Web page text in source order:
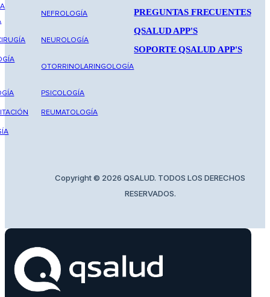
NEFROLOGÍA
NEUROLOGÍA
OTORRINOLARINGOLOGÍA
PSICOLOGÍA
REUMATOLOGÍA
PREGUNTAS FRECUENTES
QSALUD APP'S
SOPORTE QSALUD APP'S
Copyright © 2026 QSALUD. TODOS LOS DERECHOS
RESERVADOS.